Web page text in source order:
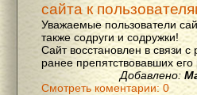
сайта к
Уважаемые пользователи
также содруги и содружки!
Сайт восстановлен в связи
ранее препятствовавших
Добавлено:
Смотреть коментарии: 0